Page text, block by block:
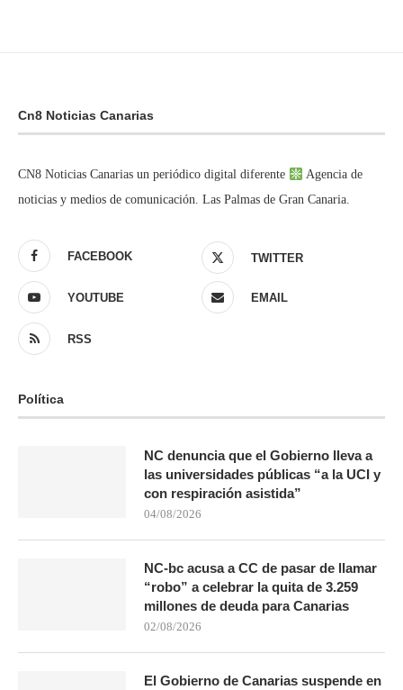
Cn8 Noticias Canarias
CN8 Noticias Canarias un periódico digital diferente
Agencia de
noticias y medios de comunicación. Las Palmas de Gran Canaria.
FACEBOOK TWITTER
YOUTUBE EMAIL
RSS
Política
NC denuncia que el Gobierno lleva a
las universidades públicas “a la UCI y
con respiración asistida”
04/08/2026
NC-bc acusa a CC de pasar de llamar
“robo” a celebrar la quita de 3.259
millones de deuda para Canarias
02/08/2026
El Gobierno de Canarias suspende en